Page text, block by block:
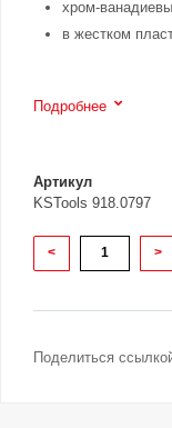
хром-
в жестком
Подробнее
Артикул
KSTools 918.0797
< >
Поделиться